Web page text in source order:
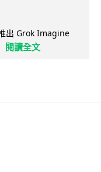
出 Grok Imagine
閱讀全文